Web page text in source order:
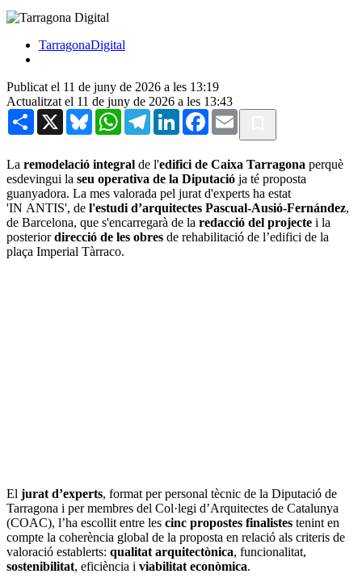
TarragonaDigital
Publicat el 11 de juny de 2026 a les 13:19
Actualitzat el 11 de juny de 2026 a les 13:43
Share X BlueskyWhatsAppTelegramLinkedInFacebook
Email
La remodelació integral de l'edifici de Caixa Tarragona perquè
esdevingui la seu operativa de la Diputació ja té proposta
guanyadora. La mes valorada pel jurat d'experts ha estat
'IN ANTIS', de l'estudi d’arquitectes Pascual-Ausió-Fernández,
de Barcelona, que s'encarregarà de la redacció del projecte i la
posteriordirecció de les obres de rehabilitació de l’edifici de la
plaça Imperial Tàrraco.
El jurat d’experts, format per personal tècnic de la Diputació de
Tarragona i per membres del Col·legi d’Arquitectes de Catalunya
(COAC), l’ha escollit entre les cinc propostes finalistes tenint en
compte la coherència global de la proposta en relació als criteris de
valoració establerts: qualitat arquitectònica, funcionalitat,
sostenibilitat, eficiència i viabilitat econòmica.